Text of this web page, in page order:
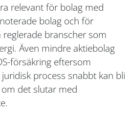
relevant för bolag med
bolag och för
branscher som
Även mindre aktiebolag
försäkring eftersom
process snabbt kan bli
det slutar med